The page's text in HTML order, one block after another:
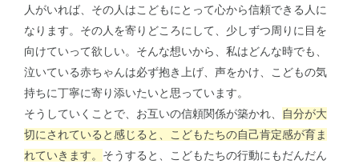
人がいれば、その人はこどもにとって心から信頼できる人に
なります。その人を寄りどころにして、少しずつ周りに目を
向けていって欲しい。そんな想いから、私はどんな時でも、
泣いている赤ちゃんは必ず抱き上げ、声をかけ、こどもの気
持ちに丁寧に寄り添いたいと思っています。
そうしていくことで、お互いの信頼関係が築かれ、
自分が大
切にされていると感じると、こどもたちの自己肯定感が育ま
れていきます。 そうすると、こどもたちの行動にもだんだん